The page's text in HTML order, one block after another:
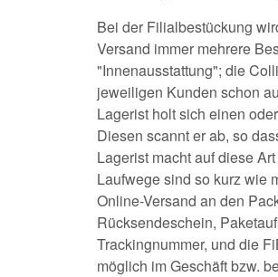
Bei der Filialbestückung
Versand immer mehrere
"Innenausstattung"; die
jeweiligen Kunden schon
Lagerist holt sich einen
Diesen scannt er ab, so
Lagerist macht auf diese
Laufwege sind so kurz wie
Online-Versand an den
Rücksendeschein,
Trackingnummer, und die
möglich im Geschäft bzw.